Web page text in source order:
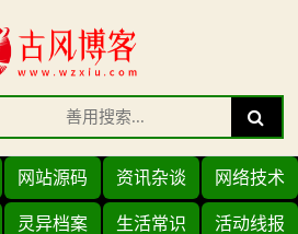
Search
for:
Search
网站源码 资讯杂谈 网络技术
灵异档案 生活常识 活动线报